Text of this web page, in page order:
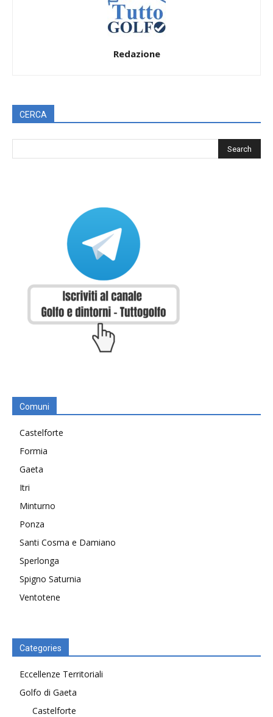
Redazione
CERCA
Comuni
Castelforte
Formia
Gaeta
Itri
Minturno
Ponza
Santi Cosma e Damiano
Sperlonga
Spigno Saturnia
Ventotene
Categories
Eccellenze Territoriali
Golfo di Gaeta
Castelforte